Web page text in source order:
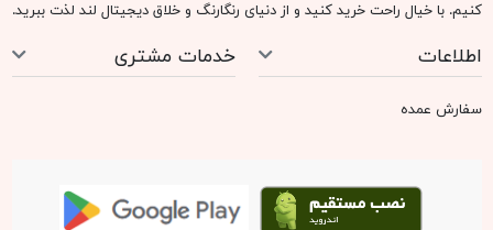
کنیم. با خیال راحت خرید کنید و از دنیای رنگارنگ و خلاق دیجیتال لند لذت ببرید.
اطلاعات خدمات مشتری
سفارش عمده